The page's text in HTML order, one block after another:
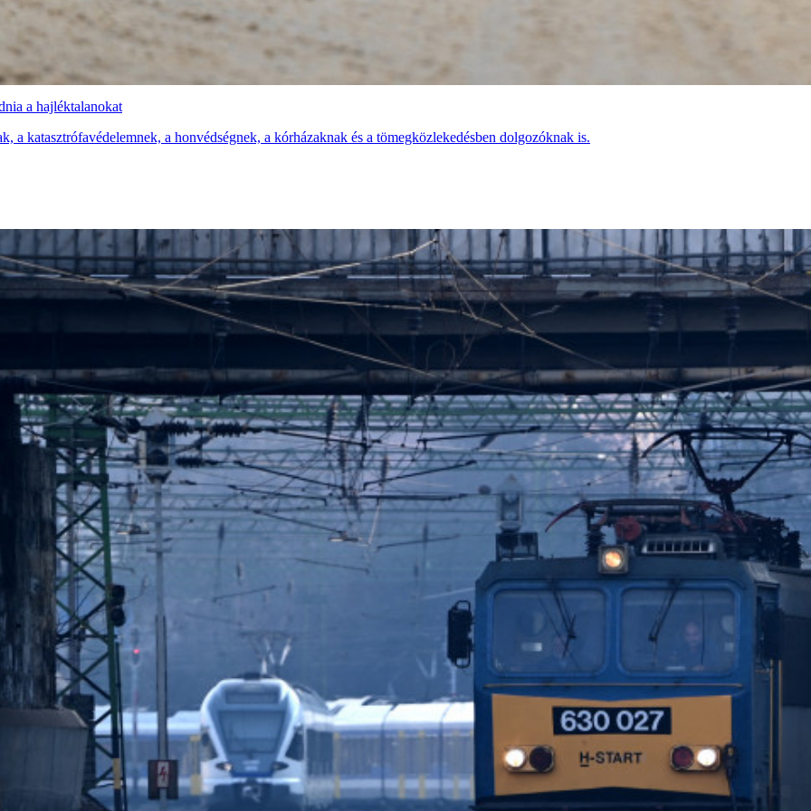
a hajléktalanokat
a katasztrófavédelemnek, a honvédségnek, a kórházaknak és a tömegközlekedésben dolgozóknak is.